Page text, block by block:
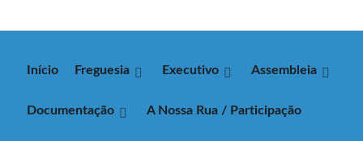
Início Freguesia Executivo Assembleia
Documentação A Nossa Rua / Participação